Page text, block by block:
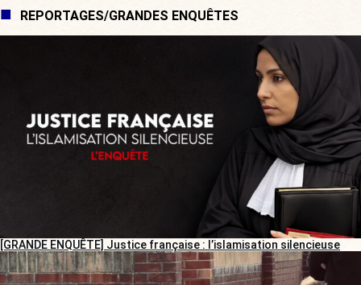
REPORTAGES/GRANDES ENQUÊTES
[GRANDE ENQUÊTE] Justice française : l’islamisation silencieuse